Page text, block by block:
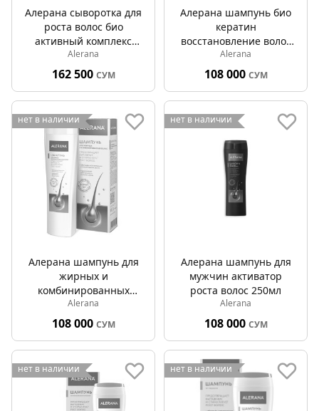
Алерана сыворотка для
роста волос био
активный комплекс
100мл
Alerana
162 500 СУМ
Алерана шампунь био
кератин
восстановление волос
250мл
Alerana
108 000 СУМ
нет в наличии
Алерана шампунь для
жирных и
комбинированных
волос 250мл
Alerana
108 000 СУМ
нет в наличии
Алерана шампунь для
мужчин активатор
роста волос 250мл
Alerana
108 000 СУМ
нет в наличии нет в наличии